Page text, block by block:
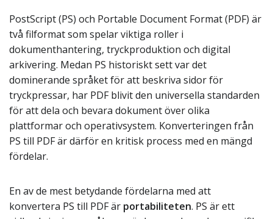
PostScript (PS) och Portable Document Format (PDF) är
två filformat som spelar viktiga roller i
dokumenthantering, tryckproduktion och digital
arkivering. Medan PS historiskt sett var det
dominerande språket för att beskriva sidor för
tryckpressar, har PDF blivit den universella standarden
för att dela och bevara dokument över olika
plattformar och operativsystem. Konverteringen från
PS till PDF är därför en kritisk process med en mängd
fördelar.
En av de mest betydande fördelarna med att
konvertera PS till PDF är portabiliteten. PS är ett